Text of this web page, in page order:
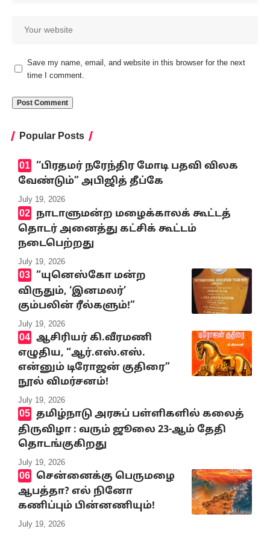
Save my name, email, and website in this browser for the next
time I comment.
Popular Posts
‘‘பிரதமர் நரேந்திர மோடி பதவி விலக
வேண்டும்” அபிஜித் தீப்கே
July 19, 2026
நாடாளுமன்ற மழைக்காலக் கூட்டத்
தொடர் அனைத்து கட்சிக் கூட்டம்
நடைபெற்றது
July 19, 2026
“யுனெஸ்கோ மன்ற
விருதும், ‘இனமலர்’
கும்பலின் ரீல்களும்!”
July 19, 2026
ஆசிரியர் கி.வீரமணி
எழுதிய, “ஆர்.எஸ்.எஸ்.
என்னும் டிரோஜன் குதிரை”
நூல் விமர்சனம்!
July 19, 2026
தமிழ்நாடு அரசுப் பள்ளிகளில் கலைத்
திருவிழா : வரும் ஜூலை 23-ஆம் தேதி
தொடங்குகிறது
July 19, 2026
சென்னைக்கு பெருமழை
ஆபத்தா? எல் நினோ
கணிப்பும் பின்னணியும்!
July 19, 2026